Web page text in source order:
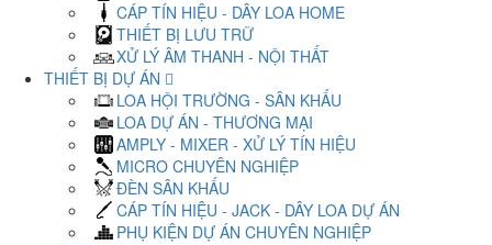
CÁP TÍN HIỆU - DÂY LOA HOME
THIẾT BỊ LƯU TRỮ
XỬ LÝ ÂM THANH - NỘI THẤT
THIẾT BỊ DỰ ÁN
LOA HỘI TRƯỜNG - SÂN KHẤU
LOA DỰ ÁN - THƯƠNG MẠI
AMPLY - MIXER - XỬ LÝ TÍN HIỆU
MICRO CHUYÊN NGHIỆP
ĐÈN SÂN KHẤU
CÁP TÍN HIỆU - JACK - DÂY LOA DỰ ÁN
PHỤ KIỆN DỰ ÁN CHUYÊN NGHIỆP